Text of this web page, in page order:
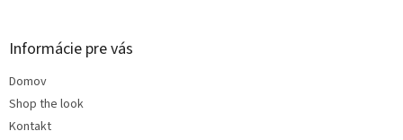
Informácie pre vás
Domov
Shop the look
Kontakt